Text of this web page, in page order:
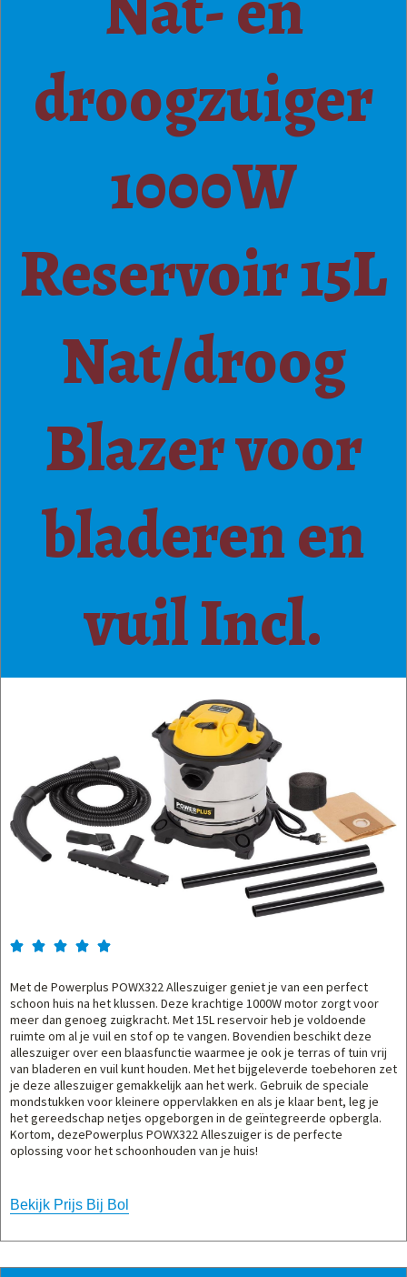
droogzuiger
1000W
Reservoir 15L
Nat/droog
Blazer voor
bladeren en
vuil Incl.
    
Met de Powerplus POWX322 Alleszuiger geniet je van een perfect
schoon huis na het klussen. Deze krachtige 1000W motor zorgt voor
meer dan genoeg zuigkracht. Met 15L reservoir heb je voldoende
ruimte om al je vuil en stof op te vangen. Bovendien beschikt deze
alleszuiger over een blaasfunctie waarmee je ook je terras of tuin vrij
van bladeren en vuil kunt houden. Met het bijgeleverde toebehoren zet
je deze alleszuiger gemakkelijk aan het werk. Gebruik de speciale
mondstukken voor kleinere oppervlakken en als je klaar bent, leg je
het gereedschap netjes opgeborgen in de geïntegreerde opbergla.
Kortom, dezePowerplus POWX322 Alleszuiger is de perfecte
oplossing voor het schoonhouden van je huis!
Bekijk Prijs Bij Bol